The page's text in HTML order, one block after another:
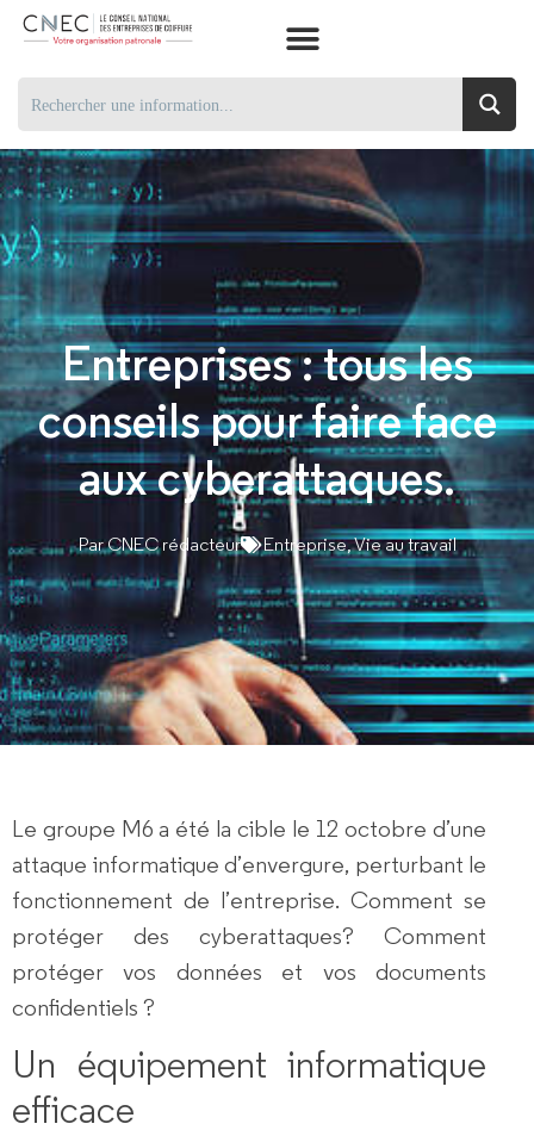
Entreprises : tous les
conseils pour faire face
aux cyberattaques.
ParCNEC rédacteur Entreprise,Vie au travail
Le groupe M6 a été la cible le 12 octobre d’une
attaque informatique d’envergure, perturbant le
fonctionnement de l’entreprise. Comment se
protéger des cyberattaques? Comment
protéger vos données et vos documents
confidentiels ?
Un équipement informatique
efficace